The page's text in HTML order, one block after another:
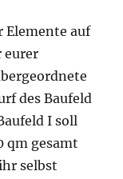
Elemente auf
eurer
des Baufeld
I soll
qm gesamt
selbst